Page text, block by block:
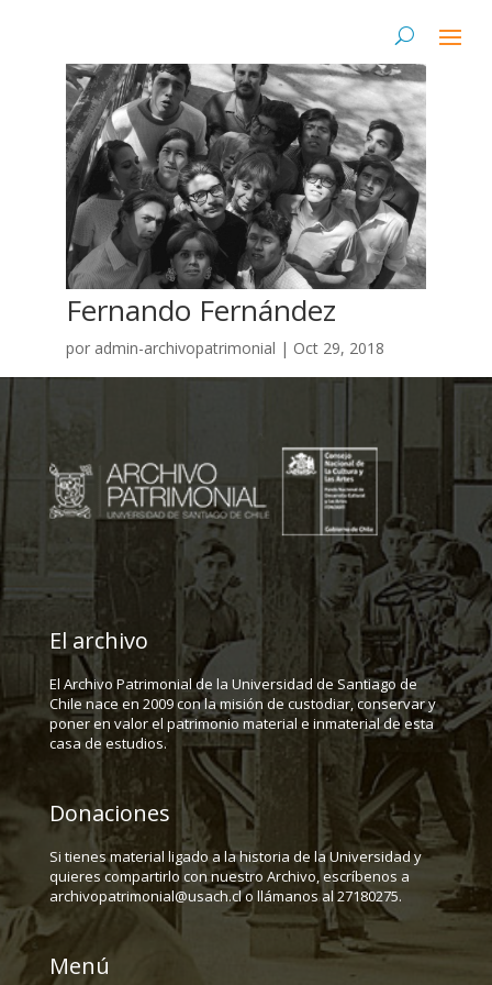
Fernando Fernández
por admin-archivopatrimonial | Oct 29, 2018
El archivo
El Archivo Patrimonial de la Universidad de Santiago de
Chile nace en 2009 con la misión de custodiar, conservar y
poner en valor el patrimonio material e inmaterial de esta
casa de estudios.
Donaciones
Si tienes material ligado a la historia de la Universidad y
quieres compartirlo con nuestro Archivo, escríbenos a
archivopatrimonial@usach.cl o llámanos al 27180275.
Menú